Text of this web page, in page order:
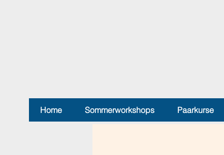
Home Sommerworkshops Paarkurse